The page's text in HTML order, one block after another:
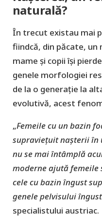
naturală?
În trecut existau mai
fiindcă, din păcate,
mame și copii își
genele morfologiei
de la o generație la
evolutivă, acest
„Femeile cu un bazin
supraviețuit nașterii în
nu se mai întâmplă
moderne ajută femeile
cele cu bazin îngust
genele pelvisului
specialistului austriac.